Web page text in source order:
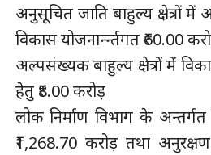
अनुसूचित जाति बाहुल्य क्षेत्रों
विकास योजनार्न्न्तगत ₹60.00
अल्पसंख्यक बाहुल्य क्षेत्रों में
हेतु ₹8.00 करोड़
लोक निर्माण विभाग के
₹1,268.70 करोड़ तथा